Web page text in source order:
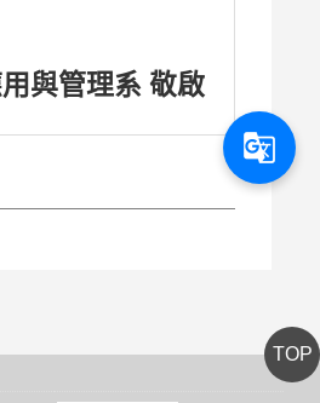
與管理系 敬啟
TOP
g_translate